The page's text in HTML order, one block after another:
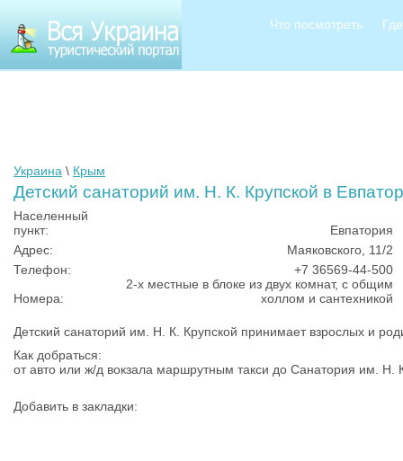
Что посмотреть
Украина \ Крым
Детский санаторий им. Н. К. Крупской в
Населенный
пункт:
Евпатория
Адрес:
Маяковского, 11/2
Телефон:
+7 36569-44-500
Номера:
2-х местные в блоке из двух комнат, с общим
холлом и сантехникой
Детский санаторий им. Н. К. Крупской принимает взрослых и
Как добраться:
от авто или ж/д вокзала маршрутным такси до Cанатория им. Н.
Добавить в закладки: